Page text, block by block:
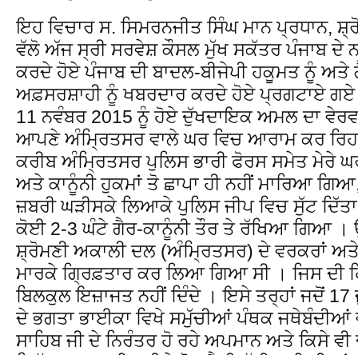
ਇਹ ਵਿਚਾਰ ਸ. ਸਿਮਰਨਜੀਤ ਸਿੰਘ ਮਾਨ ਪ੍ਰਧਾਨ,
ਵੱਲੋ ਅੱਜ ਸ੍ਰੀ ਸਰਵੇਸ਼ ਕੌਸਲ ਮੁੱਖ ਸਕੱਤਰ ਪੰਜਾਬ ਦੇ
ਕਰਦੇ ਹੋਏ ਪੰਜਾਬ ਦੀ ਬਾਦਲ-ਬੀਜੇਪੀ ਹਕੂਮਤ ਨੂੰ ਅਤੇ
ਅਫ਼ਸਰਸ਼ਾਹੀ ਨੂੰ ਖਬਰਦਾਰ ਕਰਦੇ ਹੋਏ ਪ੍ਰਗਟਾਏ
11 ਨਵੰਬਰ 2015 ਨੂੰ ਹੋਏ ਦੁੱਖਦਾਇਕ ਅਮਲ ਦਾ
ਆਪਣੇ ਅੰਮ੍ਰਿਤਸਰ ਵਾਲੇ ਘਰ ਵਿਚ ਆਰਾਮ ਕਰ
ਕਰੀਬ ਅੰਮ੍ਰਿਤਸਰ ਪੁਲਿਸ ਭਾਰੀ ਫੋਰਸ ਸਮੇਤ ਮੇਰੇ
ਅਤੇ ਕਾਨੂੰਨੀ ਹੁਕਮਾਂ ਤੋ ਛਾਪਾ ਹੀ ਨਹੀਂ ਮਾਰਿਆ
ਜ਼ਬਰੀ ਘੜੀਸਕੇ ਲਿਆਕੇ ਪੁਲਿਸ ਜੀਪ ਵਿਚ ਸੁੱਟ
ਕੋਈ 2-3 ਘੰਟੇ ਗੈਰ-ਕਾਨੂੰਨੀ ਤੌਰ ਤੇ ਰੱਖਿਆ ਗਿਆ ।
ਸ਼੍ਰੋਮਣੀ ਅਕਾਲੀ ਦਲ (ਅੰਮ੍ਰਿਤਸਰ) ਦੇ ਵਰਕਰਾਂ
ਮਾਰਕੇ ਗ੍ਰਿਫ਼ਤਾਰ ਕਰ ਲਿਆ ਗਿਆ ਸੀ । ਜਿਸ ਦੀ
ਬਿਲਕੁਲ ਇਜ਼ਾਜਤ ਨਹੀਂ ਦਿੰਦੇ । ਇਸੇ ਤਰ੍ਹਾਂ ਜਦੋਂ 17
ਦੇ ਭਗਤਾ ਭਾਈਕਾ ਵਿਖੇ ਸਮੁੱਚੀਆਂ ਪੰਥਕ ਜਥੇਬੰਦੀਆਂ
ਸਾਹਿਬ ਜੀ ਦੇ ਨਿਰੰਤਰ ਹੋ ਰਹੇ ਅਪਮਾਨ ਅਤੇ ਕਿਸੇ ਵੀ